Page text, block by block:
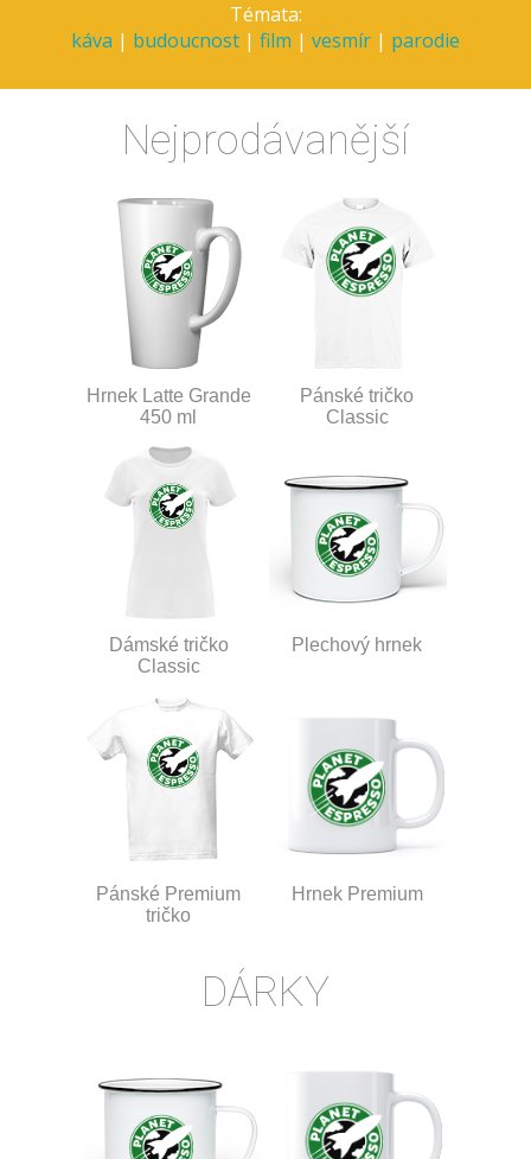
Témata:
káva | budoucnost | film | vesmír | parodie
Nejprodávanější
Hrnek Latte Grande
450 ml
Pánské tričko
Classic
Dámské tričko
Classic
Plechový hrnek
Pánské Premium
tričko
Hrnek Premium
DÁRKY